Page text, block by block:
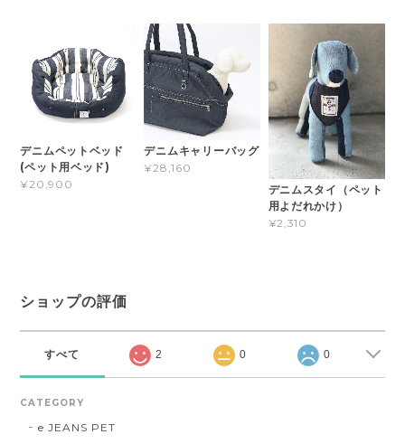
デニムペットベッド
(ペット用ベッド)
¥20,900
デニムキャリーバッグ
¥28,160
デニムスタイ（ペット
用よだれかけ）
¥2,310
ショップの評価
すべて 2 0 0
CATEGORY
e JEANS PET